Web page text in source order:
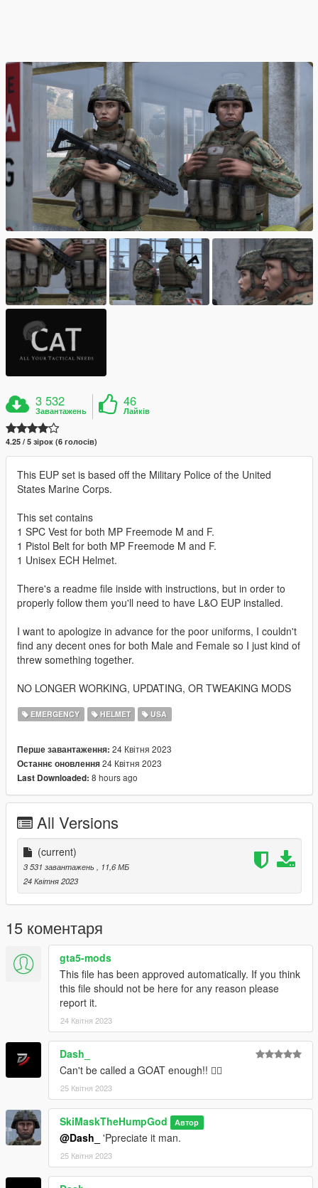
3 532
Завантажень
46
Лайків
4.25 / 5 зірок (6 голосів)
This EUP set is based off the Military Police of the United
States Marine Corps.
This set contains
1 SPC Vest for both MP Freemode M and F.
1 Pistol Belt for both MP Freemode M and F.
1 Unisex ECH Helmet.
There's a readme file inside with instructions, but in order to
properly follow them you'll need to have L&O EUP installed.
I want to apologize in advance for the poor uniforms, I couldn't
find any decent ones for both Male and Female so I just kind of
threw something together.
NO LONGER WORKING, UPDATING, OR TWEAKING MODS
EMERGENCY HELMET USA
Перше завантаження: 24 Квітня 2023
Останнє оновлення24 Квітня 2023
Last Downloaded: 8 hours ago
All Versions
(current)
3 531 завантажень
, 11,6 МБ
24 Квітня 2023
15 коментаря
gta5-mods
This file has been approved automatically. If you think
this file should not be here for any reason please
report it.
24 Квітня 2023
Dash_
Can't be called a GOAT enough!! 🙇‍♂️
25 Квітня 2023
SkiMaskTheHumpGod Автор
@Dash_ 'Ppreciate it man.
25 Квітня 2023